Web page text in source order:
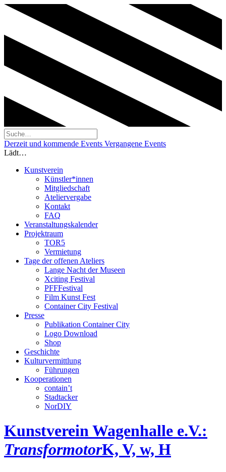
Derzeit und kommende Events Vergangene Events
Lädt…
Kunstverein
Künstler*innen
Mitgliedschaft
Ateliervergabe
Kontakt
FAQ
Veranstaltungskalender
Projektraum
TOR5
Vermietung
Tage der offenen Ateliers
Lange Nacht der Museen
Xciting Festival
PFFFestival
Film Kunst Fest
Container City Festival
Presse
Publikation Container City
Logo Download
Shop
Geschichte
Kulturvermittlung
Führungen
Kooperationen
contain’t
Stadtacker
NorDIY
Kunstverein Wagenhalle e.V.:
TransformotorK, V, w, H